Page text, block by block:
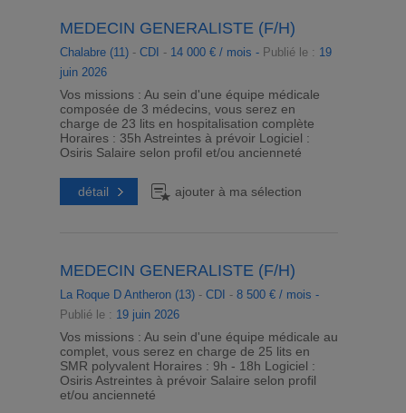
MEDECIN GENERALISTE (F/H)
Chalabre (11)- CDI - 14 000 € / mois - Publié le : 19
juin 2026
Vos missions : Au sein d'une équipe médicale
composée de 3 médecins, vous serez en
charge de 23 lits en hospitalisation complète
Horaires : 35h Astreintes à prévoir Logiciel :
Osiris Salaire selon profil et/ou ancienneté
détail ajouter à ma sélection
MEDECIN GENERALISTE (F/H)
La Roque D Antheron (13)- CDI - 8 500 € / mois -
Publié le : 19 juin 2026
Vos missions : Au sein d'une équipe médicale au
complet, vous serez en charge de 25 lits en
SMR polyvalent Horaires : 9h - 18h Logiciel :
Osiris Astreintes à prévoir Salaire selon profil
et/ou ancienneté